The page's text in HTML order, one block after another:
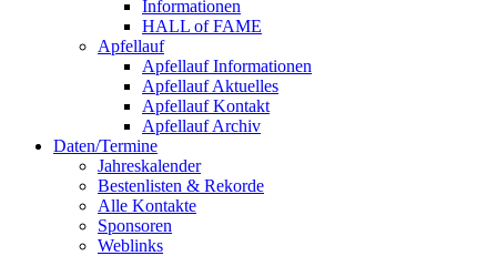
Informationen
HALL of FAME
Apfellauf
Apfellauf Informationen
Apfellauf Aktuelles
Apfellauf Kontakt
Apfellauf Archiv
Daten/Termine
Jahreskalender
Bestenlisten & Rekorde
Alle Kontakte
Sponsoren
Weblinks